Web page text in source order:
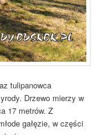
tulipanowca
Drzewo mierzy w
17 metrów. Z
gałęzie, w części